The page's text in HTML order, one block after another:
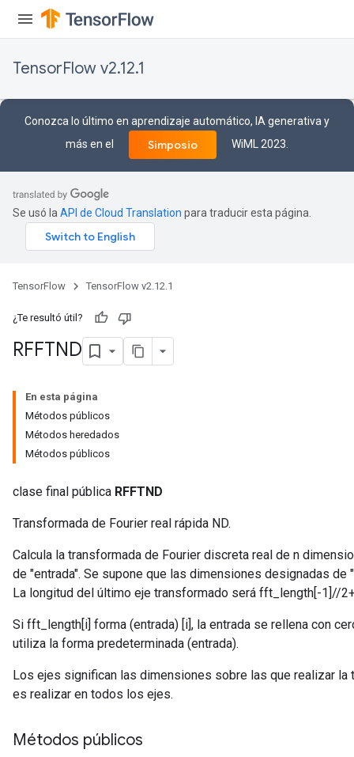
TensorFlow v2.12.1
Conozca lo último en aprendizaje automático, IA generativa y
más en el
Simposio WiML 2023.
Se usó la API de Cloud Translation para traducir esta página.
TensorFlow TensorFlow v2.12.1
¿Te resultó útil?
RFFTND
En esta página
Métodos públicos
Métodos heredados
Métodos públicos
clase final pública RFFTND
Transformada de Fourier real rápida ND.
Calcula la transformada de Fourier discreta real de n
de "entrada". Se supone que las dimensiones designadas de
La longitud del último eje transformado será fft_length[-1]//
Si fft_length[i] forma (entrada) [i], la entrada se rellena con
utiliza la forma predeterminada (entrada).
Los ejes significan las dimensiones sobre las que realizar la
es realizar en todos los ejes.
Métodos públicos